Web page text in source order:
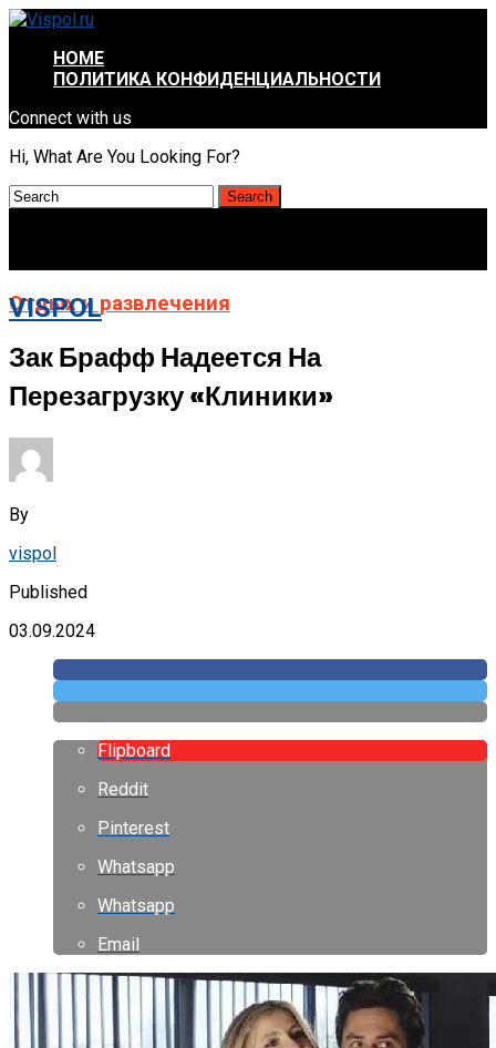
HOME
ПОЛИТИКА КОНФИДЕНЦИАЛЬНОСТИ
Connect with us
Hi, What Are You Looking For?
VISPOL
Отдых и развлечения
Зак Брафф Надеется На
Перезагрузку «Клиники»
By
vispol
Published
03.09.2024
Flipboard
Reddit
Pinterest
Whatsapp
Whatsapp
Email